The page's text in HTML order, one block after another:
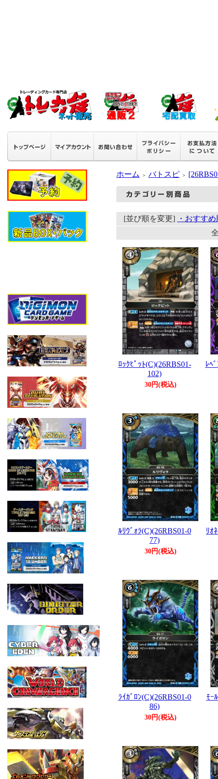
ホーム ＞ バトスピ ＞
[並び順を変更]
・おすすめ
ﾛｯｸﾋﾟｯﾄ(C)(26RBS01-
102)
30円(税込)
ﾚﾍ
ﾙﾘｳﾞｫﾗ(C)(26RBS01-0
77)
30円(税込)
ﾘｵ
ﾗｲｶﾞﾛﾝ(C)(26RBS01-0
86)
30円(税込)
ﾓｰ